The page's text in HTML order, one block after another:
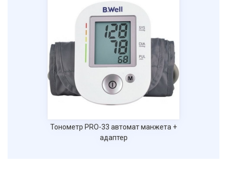
Тонометр PRO-33 автомат манжета +
адаптер